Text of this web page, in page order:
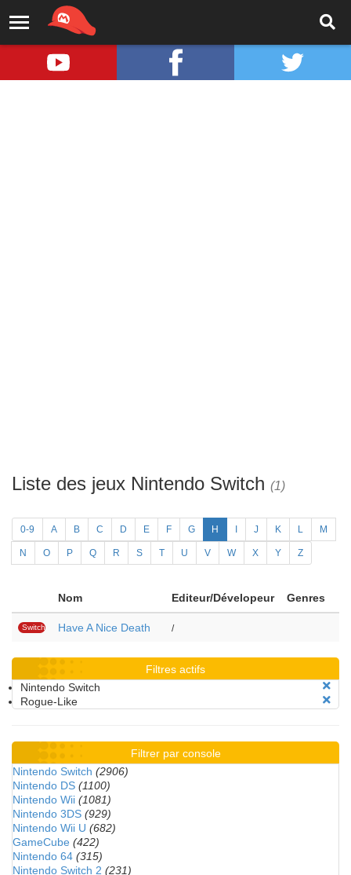
Liste des jeux Nintendo Switch (1)
0-9 A B C D E F G H J K L M
N O P Q R S T U V W X Y Z
Nom Editeur/Dévelopeur Genres
Switch Have A Nice Death /
Filtres actifs
Nintendo Switch
Rogue-Like
Filtrer par console
Nintendo Switch (2906)
Nintendo DS (1100)
Nintendo Wii (1081)
Nintendo 3DS (929)
Nintendo Wii U (682)
GameCube (422)
Nintendo 64 (315)
Nintendo Switch 2 (231)